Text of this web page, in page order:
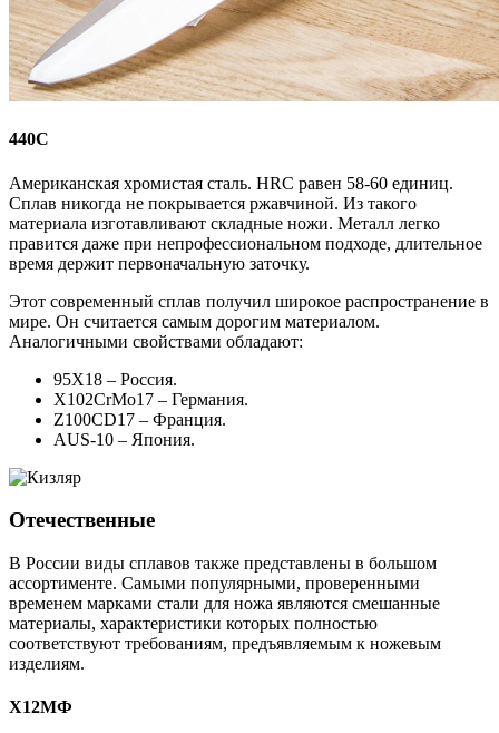
440C
Американская хромистая сталь. HRC равен 58-60 единиц.
Сплав никогда не покрывается ржавчиной. Из такого
материала изготавливают складные ножи. Металл легко
правится даже при непрофессиональном подходе, длительное
время держит первоначальную заточку.
Этот современный сплав получил широкое распространение в
мире. Он считается самым дорогим материалом.
Аналогичными свойствами обладают:
95Х18 – Россия.
X102CrMo17 – Германия.
Z100CD17 – Франция.
AUS-10 – Япония.
Отечественные
В России виды сплавов также представлены в большом
ассортименте. Самыми популярными, проверенными
временем марками стали для ножа являются смешанные
материалы, характеристики которых полностью
соответствуют требованиям, предъявляемым к ножевым
изделиям.
Х12МФ